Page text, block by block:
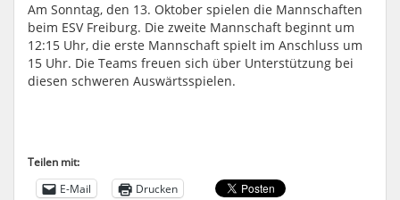
Am Sonntag, den 13. Oktober spielen die Mannschaften
beim ESV Freiburg. Die zweite Mannschaft beginnt um
12:15 Uhr, die erste Mannschaft spielt im Anschluss um
15 Uhr. Die Teams freuen sich über Unterstützung bei
diesen schweren Auswärtsspielen.
Teilen mit:
E-Mail
Drucken